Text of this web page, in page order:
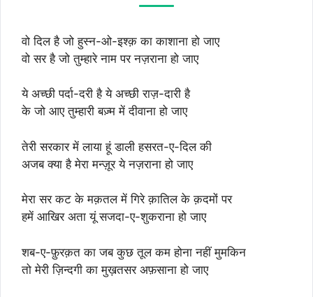
वो दिल है जो हुस्न-ओ-इश्क़ का काशाना हो जाए
वो सर है जो तुम्हारे नाम पर नज़राना हो जाए
ये अच्छी पर्दा-दरी है ये अच्छी राज़-दारी है
के जो आए तुम्हारी बज़्म में दीवाना हो जाए
तेरी सरकार में लाया हूं डाली हसरत-ए-दिल की
अजब क्या है मेरा मन्ज़ूर ये नज़राना हो जाए
मेरा सर कट के मक़तल में गिरे क़ातिल के क़दमों पर
हमें आखिर अता यूं सजदा-ए-शुकराना हो जाए
शब-ए-फ़ुरक़त का जब कुछ तूल कम होना नहीं मुमकिन
तो मेरी ज़िन्दगी का मुख़तसर अफ़साना हो जाए